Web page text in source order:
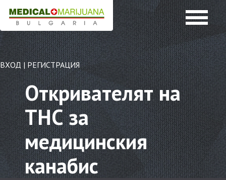
ВХОД | РЕГИСТРАЦИЯ
Откривателят на
ТНС за
медицинския
канабис